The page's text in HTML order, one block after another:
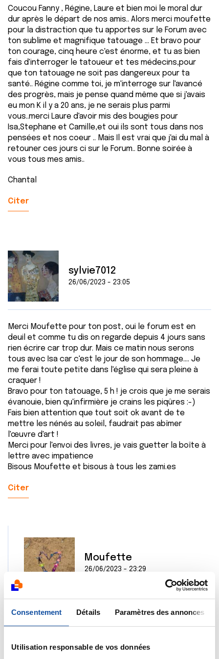
Consentement Détails Paramètres des annonces
Utilisation responsable de vos données
Coucou Fanny , Régine, Laure et bien moi le moral dur
dur après le départ de nos amis.. Alors merci moufette
pour la distraction que tu apportes sur le Forum avec
ton sublime et magnifique tatouage ... Et bravo pour
ton courage, cinq heure c'est énorme, et tu as bien
fais d'interroger le tatoueur et tes médecins,pour
que ton tatouage ne soit pas dangereux pour ta
santé.. Régine comme toi, je m'interroge sur l'avancé
des progrès, mais je pense quand même que si j'avais
eu mon K il y a 20 ans, je ne serais plus parmi
vous..merci Laure d'avoir mis des bougies pour
Isa,Stephane et Camille,et oui ils sont tous dans nos
pensées et nos coeur .. Mais Il est vrai que j'ai du mal à
retouner ces jours ci sur le Forum.. Bonne soirée à
vous tous mes amis..
Chantal
Citer
sylvie7012
26/06/2023 - 23:05
Merci Moufette pour ton post, oui le forum est en
deuil et comme tu dis on regarde depuis 4 jours sans
rien écrire car trop dur. Mais ce matin nous serons
tous avec Isa car c'est le jour de son hommage.... Je
me ferai toute petite dans l'église qui sera pleine à
craquer !
Bravo pour ton tatouage, 5 h ! je crois que je me serais
évanouie, bien qu'infirmière je crains les piqûres :-)
Fais bien attention que tout soit ok avant de te
mettre les nénés au soleil, faudrait pas abîmer
l'œuvre d'art !
Merci pour l'envoi des livres, je vais guetter la boîte à
lettre avec impatience
Bisous Moufette et bisous à tous les zami.es
Citer
Moufette
26/06/2023 - 23:29
Moi aussi Sylvie j'avais peur de m'évanouir, mais il
paraît que ca n'est jamais arrivé car on est
pendant les rdv dessin en restant debout